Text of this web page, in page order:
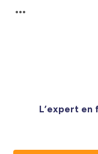
more_horiz
L’expert en